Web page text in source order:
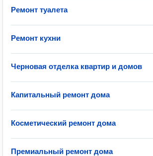
Ремонт туалета
Ремонт кухни
Черновая отделка квартир и домов
Капитальный ремонт дома
Косметический ремонт дома
Премиальный ремонт дома